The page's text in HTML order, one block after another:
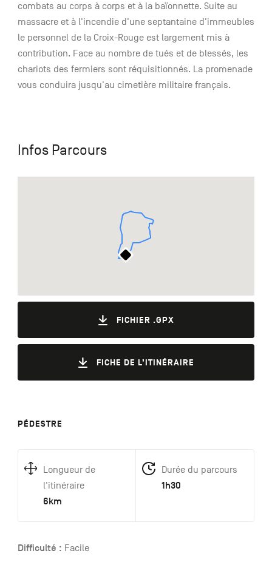
combats au corps à corps et à la baïonnette. Suite au
massacre et à l'incendie d'une septantaine d'immeubles
le personnel de la Croix-Rouge est largement mis à
contribution. Face au nombre de tués et de blessés, les
chariots des fermiers sont réquisitionnés. La promenade
vous conduira jusqu'au cimetière militaire français.
Infos Parcours
FICHIER .GPX
FICHE DE L’ITINÉRAIRE
PÉDESTRE
Longueur de
l'itinéraire
6km
Durée du parcours
1h30
Difficulté : Facile